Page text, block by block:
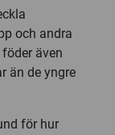
och andra
även
än de yngre
för hur